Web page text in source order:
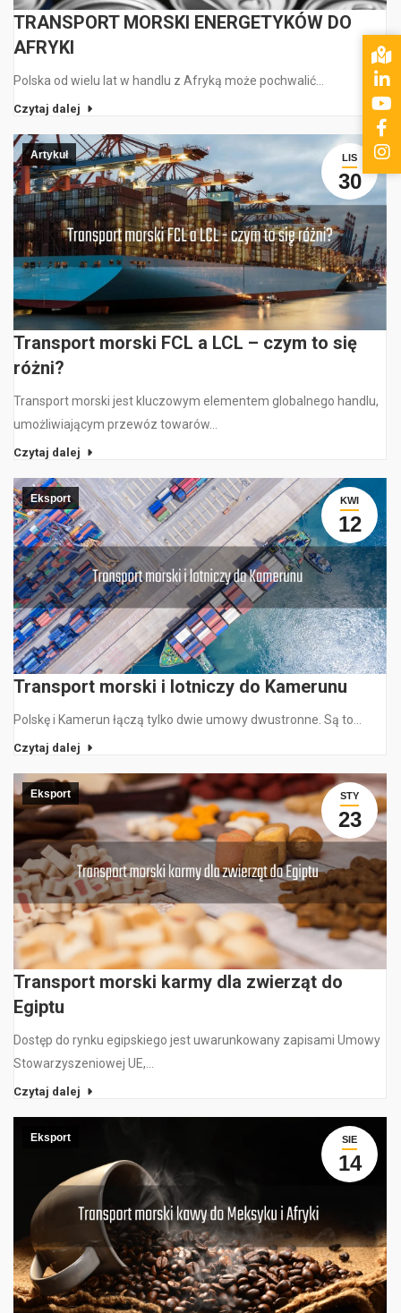
TRANSPORT MORSKI ENERGETYKÓW DO
AFRYKI
Polska od wielu lat w handlu z Afryką może pochwalić…
Czytaj dalej
LIS
30
Artykuł
Transport morski FCL a LCL – czym to się
różni?
Transport morski jest kluczowym elementem globalnego handlu,
umożliwiającym przewóz towarów…
Czytaj dalej
KWI
12
Eksport
Transport morski i lotniczy do Kamerunu
Polskę i Kamerun łączą tylko dwie umowy dwustronne. Są to…
Czytaj dalej
STY
23
Eksport
Transport morski karmy dla zwierząt do
Egiptu
Dostęp do rynku egipskiego jest uwarunkowany zapisami Umowy
Stowarzyszeniowej UE,…
Czytaj dalej
SIE
14
Eksport